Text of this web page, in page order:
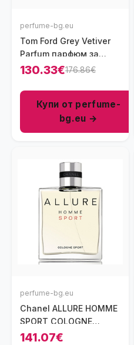
perfume-bg.eu
Tom Ford Grey Vetiver
Parfum парфюм за
мъже 100 мл - EXDP
130.33€176.86€
Купи от perfume-
bg.eu →
perfume-bg.eu
Chanel ALLURE HOMME
SPORT COLOGNE
парфюм за мъже EDC
141.07€